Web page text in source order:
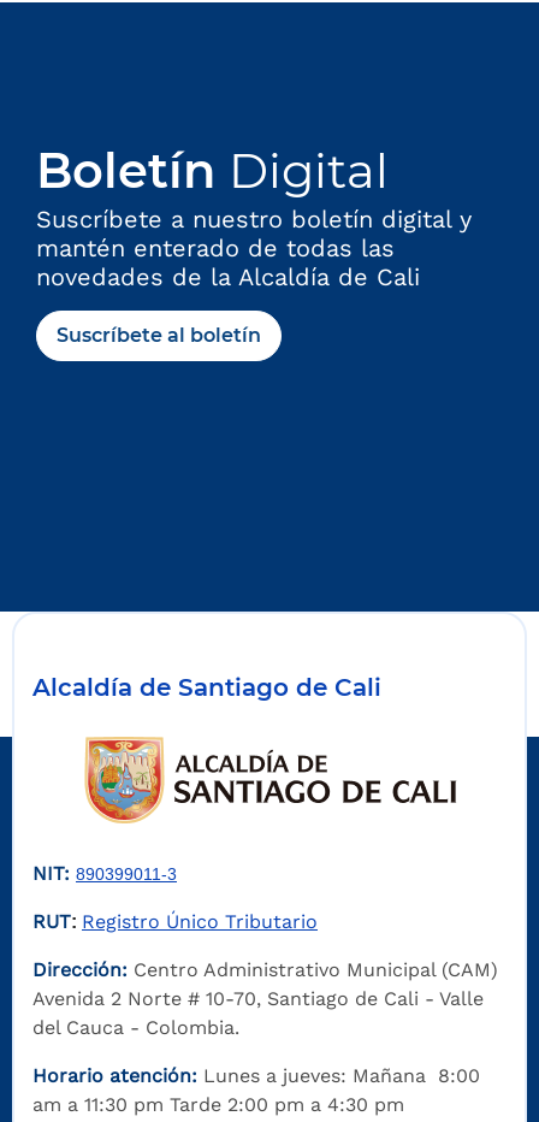
Boletín Digital
Suscríbete a nuestro boletín digital y
mantén enterado de todas las
novedades de la Alcaldía de Cali
Suscríbete al boletín
Alcaldía de Santiago de Cali
NIT: 890399011-3
RUT: Registro Único Tributario
Dirección: Centro Administrativo Municipal (CAM)
Avenida 2 Norte # 10-70, Santiago de Cali - Valle
del Cauca - Colombia.
Horario atención: Lunes a jueves: Mañana 8:00
am a 11:30 pm Tarde 2:00 pm a 4:30 pm